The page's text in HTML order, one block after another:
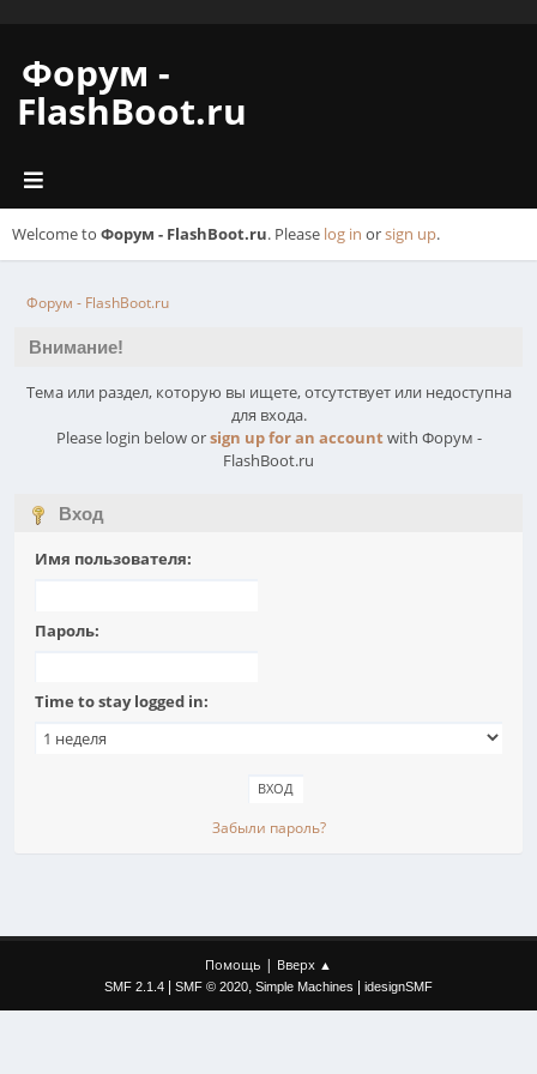
Форум -
FlashBoot.ru
Welcome to Форум - FlashBoot.ru. Please log in orsign up.
Форум - FlashBoot.ru
Внимание!
Тема или раздел, которую вы ищете, отсутствует или недоступна
для входа.
Please login below orsign up for an accountwith Форум -
FlashBoot.ru
Вход
Имя пользователя:
Пароль:
Time to stay logged in:
Забыли пароль?
Помощь | Вверх ▲
SMF 2.1.4 SMF © 2020, Simple Machines idesignSMF